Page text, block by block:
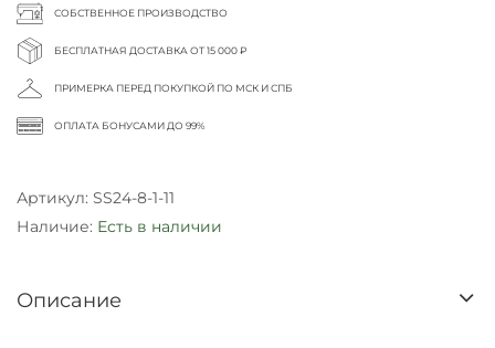
СОБСТВЕННОЕ ПРОИЗВОДСТВО
БЕСПЛАТНАЯ ДОСТАВКА ОТ 15 000 ₽
ПРИМЕРКА ПЕРЕД ПОКУПКОЙ ПО МСК И СПБ
ОПЛАТА БОНУСАМИ ДО 99%
Артикул: SS24-8-1-11
Наличие: Есть в наличии
Описание